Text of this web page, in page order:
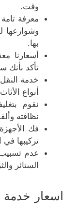
وقت.
معرفة
وشوارعها
بها.
أسعارنا
تأكد
خدمة
أنواع
نقوم
نظافته
فك الأجهزة
تركيبها في
عدم
الستائر
اسعار